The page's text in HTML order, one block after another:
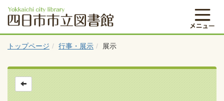
トップページ 行事・展示 展示